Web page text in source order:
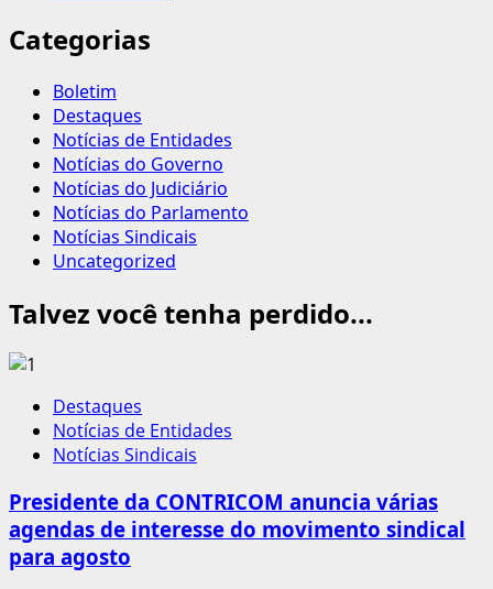
Categorias
Boletim
Destaques
Notícias de Entidades
Notícias do Governo
Notícias do Judiciário
Notícias do Parlamento
Notícias Sindicais
Uncategorized
Talvez você tenha perdido...
Destaques
Notícias de Entidades
Notícias Sindicais
Presidente da CONTRICOM anuncia várias
agendas de interesse do movimento sindical
para agosto